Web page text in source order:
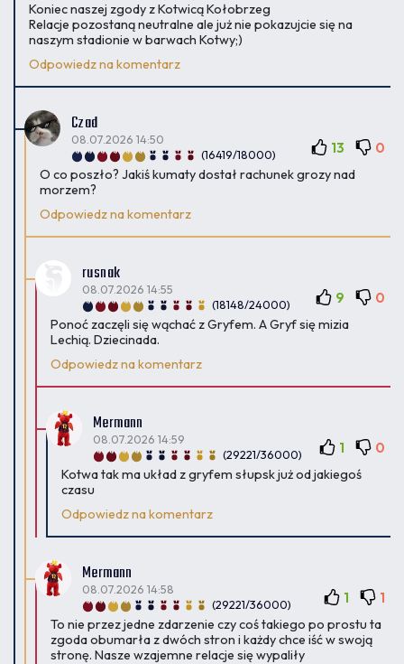
Koniec naszej zgody z Kotwicą Kołobrzeg
Relacje pozostaną neutralne ale już nie pokazujcie się na
naszym stadionie w barwach Kotwy;)
Odpowiedz na komentarz
Czad
(16419/18000)
08.07.2026 14:50 13 0
O co poszło? Jakiś kumaty dostał rachunek grozy nad
morzem?
Odpowiedz na komentarz
rusnak
(18148/24000)
08.07.2026 14:55 9 0
Ponoć zaczęli się wąchać z Gryfem. A Gryf się mizia
Lechią. Dziecinada.
Odpowiedz na komentarz
Mermann
(29221/36000)
08.07.2026 14:59 1 0
Kotwa tak ma układ z gryfem słupsk już od jakiegoś
czasu
Odpowiedz na komentarz
Mermann
(29221/36000)
08.07.2026 14:58 1 1
To nie przez jedne zdarzenie czy coś takiego po prostu ta
zgoda obumarła z dwóch stron i każdy chce iść w swoją
stronę. Nasze wzajemne relacje się wypaliły